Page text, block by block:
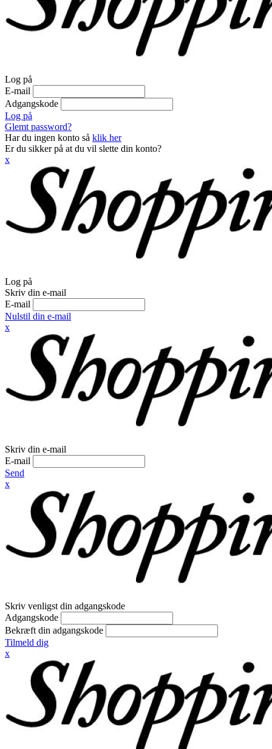
Log på
E-mail
Adgangskode
Log på
Glemt password?
Har du ingen konto så klik her
Er du sikker på at du vil slette din konto?
x
Log på
Skriv din e-mail
E-mail
Nulstil din e-mail
x
Skriv din e-mail
E-mail
Send
x
Skriv venligst din adgangskode
Adgangskode
Bekræft din adgangskode
Tilmeld dig
x